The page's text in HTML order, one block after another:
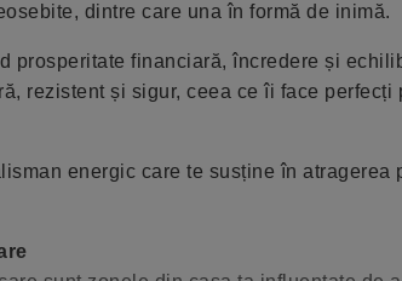
dintre care una în formă de inimă.
prosperitate financiară, încredere și
rezistent și sigur, ceea ce îi face perfecți
energic care te susține în atragerea